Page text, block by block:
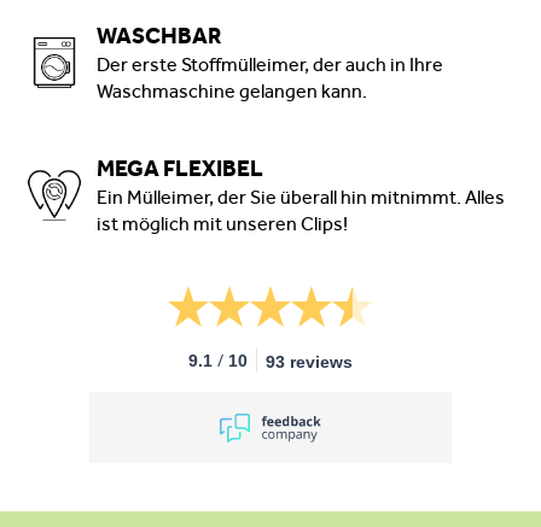
WASCHBAR
Der erste Stoffmülleimer, der auch in Ihre
Waschmaschine gelangen kann.
MEGA FLEXIBEL
Ein Mülleimer, der Sie überall hin mitnimmt. Alles
ist möglich mit unseren Clips!
9.1 / 10 93 reviews